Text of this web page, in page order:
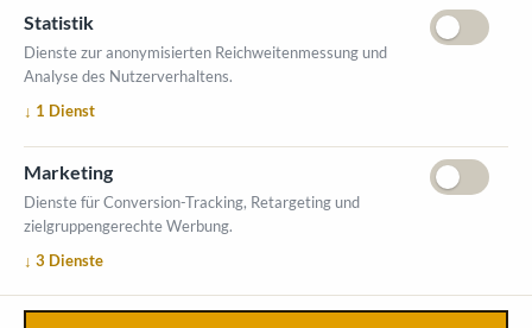
2. Oktober 2026, 9-16 Uhr
VERANSTALTUNGSORT
Salzburger Messe
Messezentrum 1
5020 Salzburg
Ausstellerverzeichnis
Impressum
Datenschutzerklärung Kontakt
Statistik
Dienste zur anonymisierten Reichweitenmessung und
Analyse des Nutzerverhaltens.
↓ 1 Dienst
Marketing
Dienste für Conversion-Tracking, Retargeting und
zielgruppengerechte Werbung.
↓ 3 Dienste